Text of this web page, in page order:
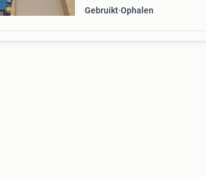
Gebruikt Ophalen